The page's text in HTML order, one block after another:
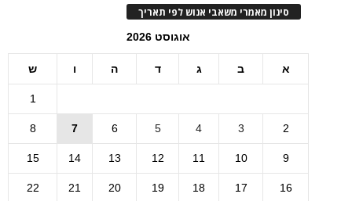
סינון מאמרי משאבי אנוש לפי תאריך
אוגוסט 2026
א ב ג ד ה ו ש
1
2
3
4
5
6
7
8
9
10
11
12
13
14
15
16
17
18
19
20
21
22